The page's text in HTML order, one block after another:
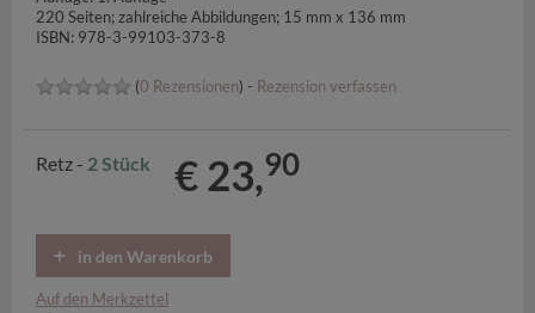
220 Seiten; zahlreiche Abbildungen; 15 mm x 136 mm
ISBN: 978-3-99103-373-8
(0 Rezensionen) - Rezension verfassen
Retz - 2 Stück € 23,90
in den Warenkorb
Auf den Merkzettel